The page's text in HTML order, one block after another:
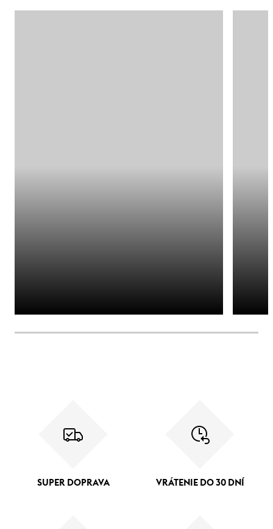
SUPER DOPRAVA VRÁTENIE DO 30 DNÍ